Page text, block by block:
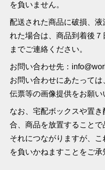
を負いません。
配送された商品に破損、
れた場合は、商品到着後
までご連絡ください。
お問い合わせ先：
お問い合わせにあたって
伝票等の画像提供をお願い
なお、宅配ボックスや置
合、商品を放置すること
それにつながりますが、
を負いかねますことをご承